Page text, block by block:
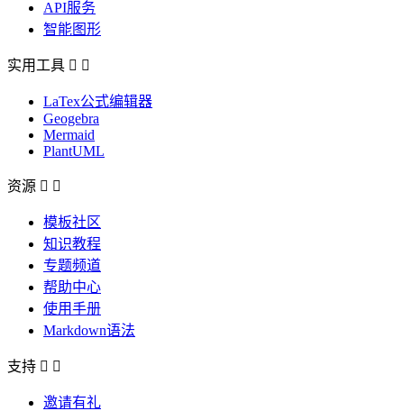
API服务
智能图形
实用工具  
LaTex公式编辑器
Geogebra
Mermaid
PlantUML
资源  
模板社区
知识教程
专题频道
帮助中心
使用手册
Markdown语法
支持  
邀请有礼